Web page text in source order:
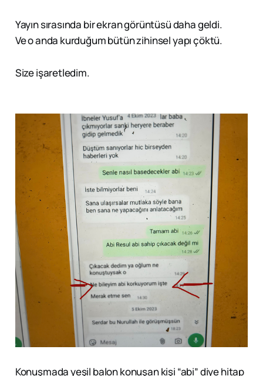
Yayın sırasında bir ekran görüntüsü daha geldi.
Ve o anda kurduğum bütün zihinsel yapı çöktü.
Size işaretledim.
Konuşmada yeşil balon konuşan kişi “abi” diye hitap